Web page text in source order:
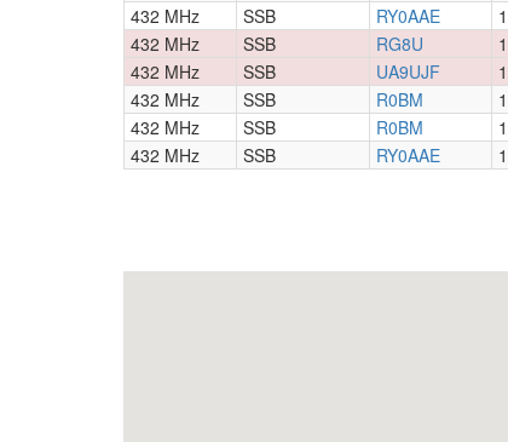
432 MHz
SSB RY0AAE
432 MHz
SSB RG8U
432 MHz
SSB UA9UJF
432 MHz
SSB R0BM
432 MHz
SSB R0BM
432 MHz
SSB RY0AAE